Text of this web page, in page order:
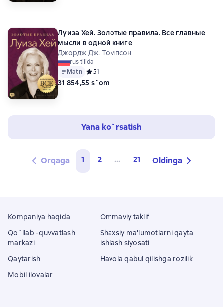
Луиза Хей. Золотые правила. Все главные
мысли в одной книге
Джордж Дж. Томпсон
rus tilida
Matn Средний рейтинг 5 на основе 1 оценок
51
31 854,55 s`om
Yana ko`rsatish
Orqaga 1 2 ... 21 Oldinga
Kompaniya haqida
Qo`llab -quvvatlash
markazi
Qaytarish
Mobil ilovalar
Ommaviy taklif
Shaxsiy ma'lumotlarni qayta
ishlash siyosati
Havola qabul qilishga rozilik